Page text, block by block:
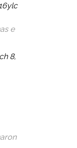
e
8,